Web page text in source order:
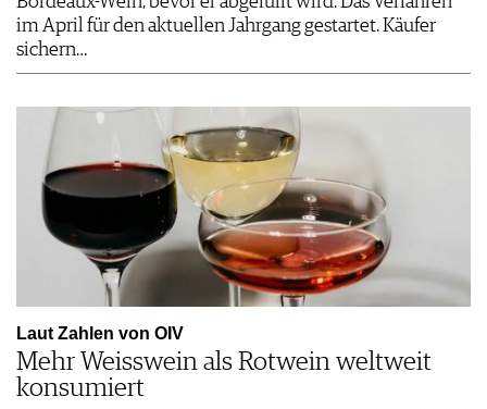
im April für den aktuellen Jahrgang gestartet. Käufer
sichern…
Laut Zahlen von OIV
Mehr Weisswein als Rotwein weltweit
konsumiert